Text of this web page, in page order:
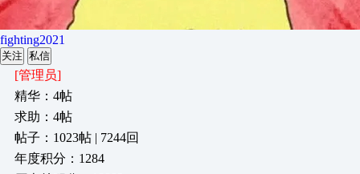
fighting2021
关注 私信
[管理员]
精华：4帖
求助：4帖
帖子：1023帖 | 7244回
年度积分：1284